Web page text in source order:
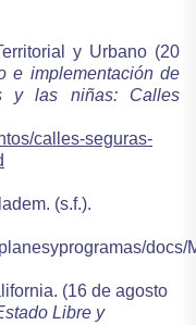
y Urbano (20
e implementación de
y las niñas: Calles
calles-seguras-
(s.f.).
docs/
(16 de agosto
Libre y